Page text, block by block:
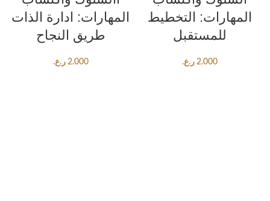
المهارات: ادارة الذات
طريق النجاح
2.000 ر.ع.
المهارات: التخطيط
للمستقبل
2.000 ر.ع.